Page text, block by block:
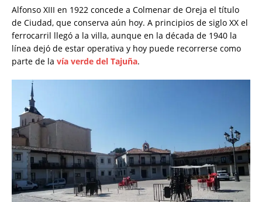
Alfonso XIII en 1922 concede a Colmenar de Oreja el título
de Ciudad, que conserva aún hoy. A principios de siglo XX el
ferrocarril llegó a la villa, aunque en la década de 1940 la
línea dejó de estar operativa y hoy puede recorrerse como
parte de la vía verde del Tajuña.